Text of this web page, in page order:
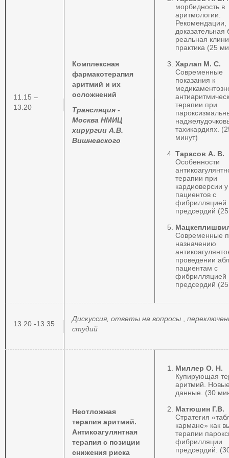
11.15 –
13.20
Комплексная
фармакотерапия
аритмий и их
осложнений
Трансляция -
Москва НМИЦ
хирургии А.В.
Вишневского
морбидность в
аритмологии.
Рекомендации,
доказательная
реальная
практика (25
Харлап М. С.
Современные
показания к
терапии при
тахикардиях.
минут)
Тарасов А. В.
Особенности
терапии при
кардиоверсии у
пациентов с
фибрилляцией
предсердий
Современные
назначению
проведении
пациентам с
фибрилляцией
предсердий
13.20 -13.35
Дискуссия, ответы на вопросы
студий
Неотложная
терапия аритмий.
Антикоагулянтная
терапия с позиции
снижения риска
Миллер О. Н.
Купирующая
аритмий.
данные. (30
Матюшин Г.В.
Стратегия
кармане» как
терапии
фибрилляции
предсердий.